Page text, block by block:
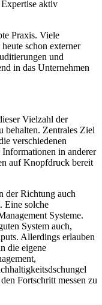
aktiv
Praxis. Viele
schon externer
und
in das Unternehmen
Vielzahl der
behalten. Zentrales Ziel
verschiedenen
in anderer
auf Knopfdruck bereit
der Richtung auch
Eine solche
Systeme.
System auch,
Allerdings erlauben
die eigene
Fortschritt messen zu